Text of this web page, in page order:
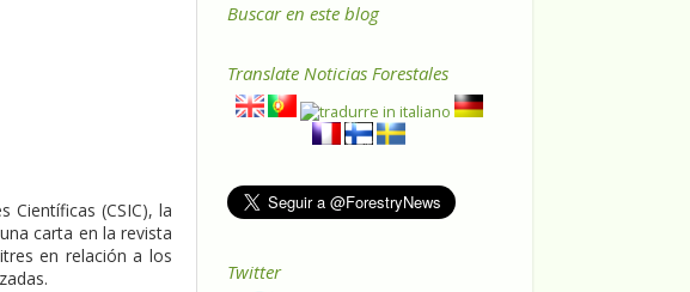
Científicas (CSIC), la
carta en la revista
en relación a los
Buscar en este blog
Translate Noticias Forestales
Twitter